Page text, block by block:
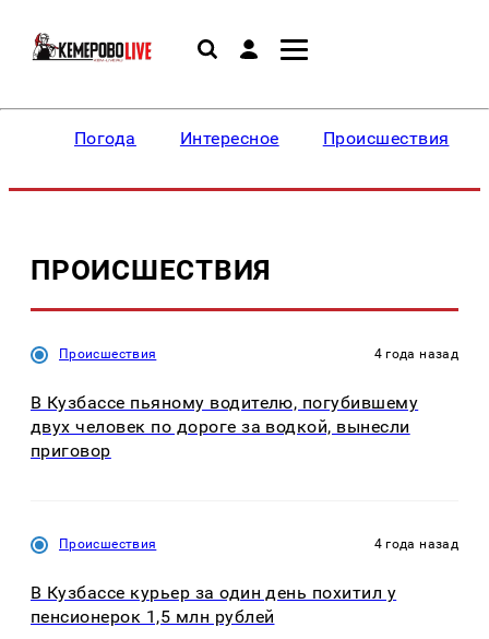
Погода Интересное Происшествия
ПРОИСШЕСТВИЯ
Происшествия 4 года назад
В Кузбассе пьяному водителю, погубившему
двух человек по дороге за водкой, вынесли
приговор
Происшествия 4 года назад
В Кузбассе курьер за один день похитил у
пенсионерок 1,5 млн рублей